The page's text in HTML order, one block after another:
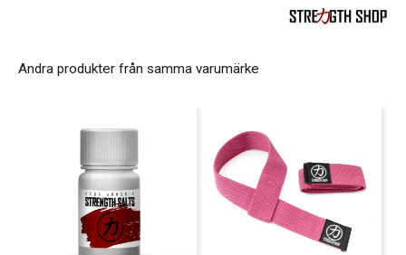
Andra produkter från samma varumärke